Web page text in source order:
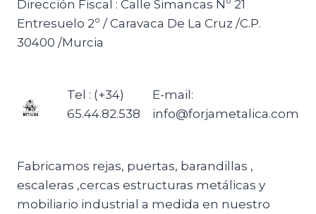
Dirección Fiscal : Calle Simancas Nº 21
Entresuelo 2º / Caravaca De La Cruz /C.P.
30400 /Murcia
Tel : (+34)
65.44.82.538
E-mail:
info@forjametalica.com
Fabricamos rejas, puertas, barandillas ,
escaleras ,cercas estructuras metálicas y
mobiliario industrial a medida en nuestro